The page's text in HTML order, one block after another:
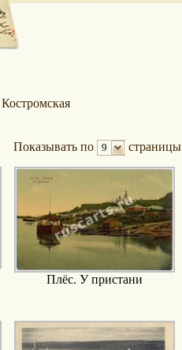
Костромская
Показывать по 9 страницы
Плёс. У пристани